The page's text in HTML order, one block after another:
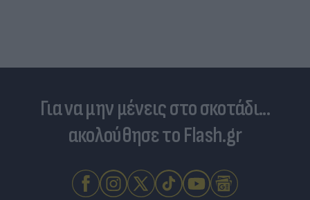
Για να μην μένεις στο σκοτάδι...
ακολούθησε το Flash.gr